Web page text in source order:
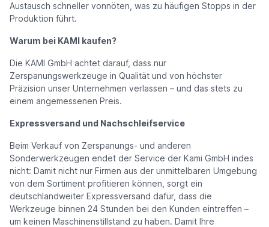
Austausch schneller vonnöten, was zu häufigen Stopps in der
Produktion führt.
Warum bei KAMI kaufen?
Die KAMI GmbH achtet darauf, dass nur
Zerspanungswerkzeuge in Qualität und von höchster
Präzision unser Unternehmen verlassen – und das stets zu
einem angemessenen Preis.
Expressversand und Nachschleifservice
Beim Verkauf von Zerspanungs- und anderen
Sonderwerkzeugen endet der Service der Kami GmbH indes
nicht: Damit nicht nur Firmen aus der unmittelbaren Umgebung
von dem Sortiment profitieren können, sorgt ein
deutschlandweiter Expressversand dafür, dass die
Werkzeuge binnen 24 Stunden bei den Kunden eintreffen –
um keinen Maschinenstillstand zu haben. Damit Ihre